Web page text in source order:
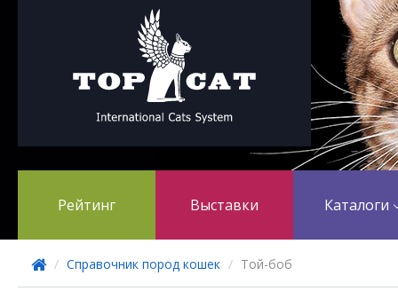
Рейтинг Выставки Каталоги
/ Справочник пород кошек / Той-боб